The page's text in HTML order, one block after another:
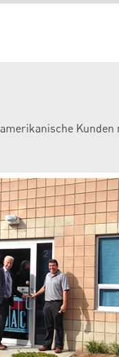
Kunden